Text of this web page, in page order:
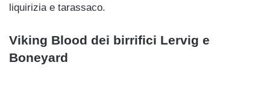
liquirizia e tarassaco.
Viking Blood dei birrifici Lervig e
Boneyard